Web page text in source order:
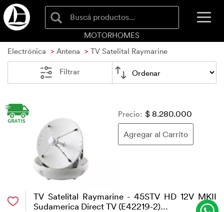
Buscá productos...
MOTORHOMES
Electrónica
Antena TV Satelital Raymarine
Filtrar
Precio: $ 8.280.000
TV Satelital Raymarine - 45STV HD 12V MKII
Sudamerica Direct TV (E42219-2)...